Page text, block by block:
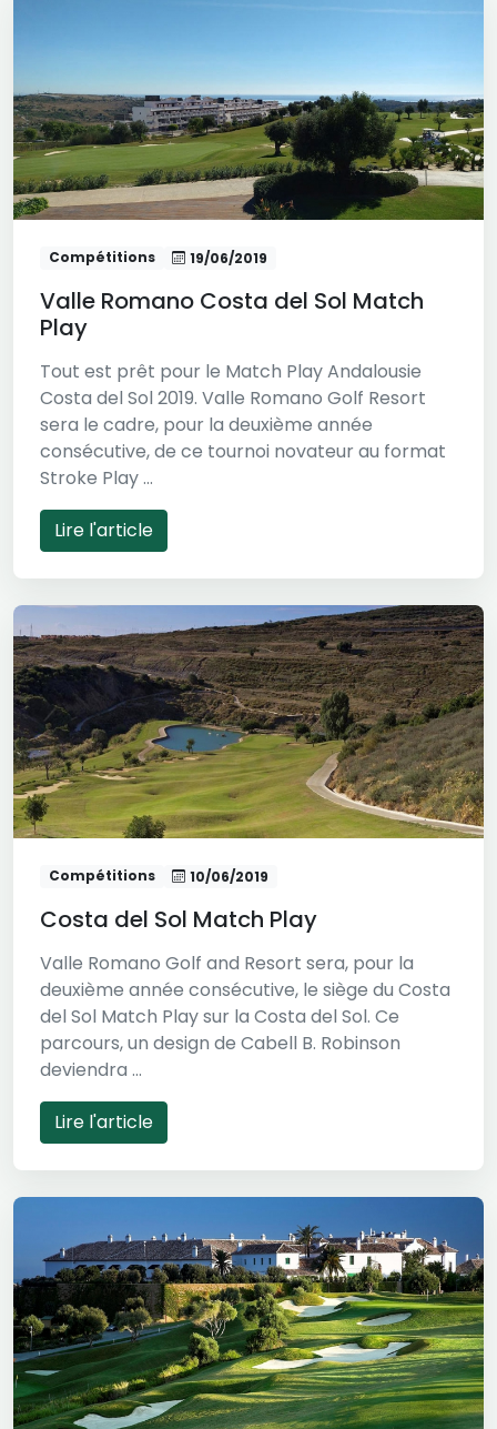
Compétitions 19/06/2019
Valle Romano Costa del Sol Match
Play
Tout est prêt pour le Match Play Andalousie
Costa del Sol 2019. Valle Romano Golf Resort
sera le cadre, pour la deuxième année
consécutive, de ce tournoi novateur au format
Stroke Play ...
Lire l'article
Compétitions 10/06/2019
Costa del Sol Match Play
Valle Romano Golf and Resort sera, pour la
deuxième année consécutive, le siège du Costa
del Sol Match Play sur la Costa del Sol. Ce
parcours, un design de Cabell B. Robinson
deviendra ...
Lire l'article